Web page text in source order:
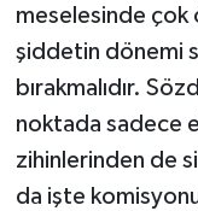
meselesinde çok
şiddetin dönemi
bırakmalıdır.
noktada sadece
zihinlerinden de
da işte